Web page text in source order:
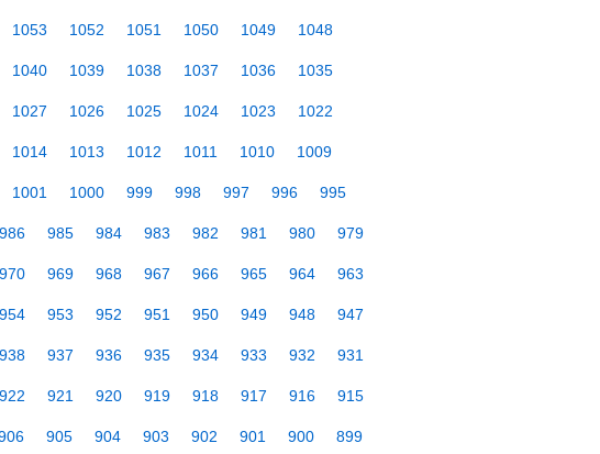
1053 1052 1051 1050 1049 1048
1040 1039 1038 1037 1036 1035
1027 1026 1025 1024 1023 1022
1014 1013 1012 1011 1010 1009
1001 1000 999 998 997 996 995
986 985 984 983 982 981 980 979
970 969 968 967 966 965 964 963
954 953 952 951 950 949 948 947
938 937 936 935 934 933 932 931
922 921 920 919 918 917 916 915
905 904 903 902 901 900 899